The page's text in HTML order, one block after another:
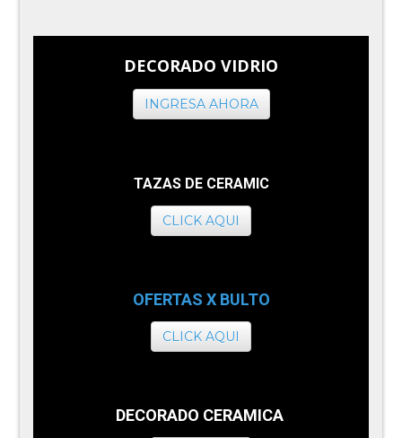
DECORADO VIDRIO
INGRESA AHORA
TAZAS DE CERAMIC
CLICK AQUI
OFERTAS X BULTO
CLICK AQUI
DECORADO CERAMICA